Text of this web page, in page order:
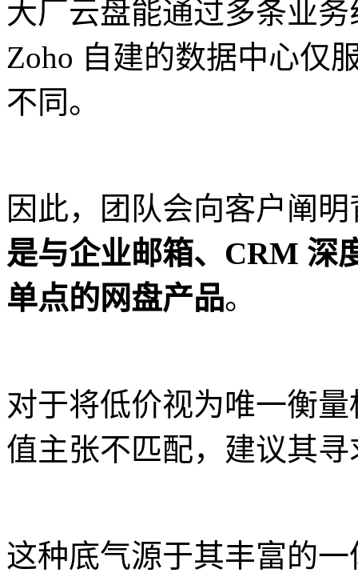
大厂云盘能通过多条业
Zoho 自建的数据中心仅
不同。
因此，团队会向客户阐
是与企业邮箱、CRM 深
单点的网盘产品。
对于将低价视为唯一衡
值主张不匹配，建议其
这种底气源于其丰富的